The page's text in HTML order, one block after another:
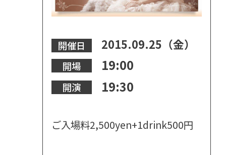
開催日 2015.09.25（金）
開場 19:00
開演 19:30
ご入場料2,500yen+1drink500円